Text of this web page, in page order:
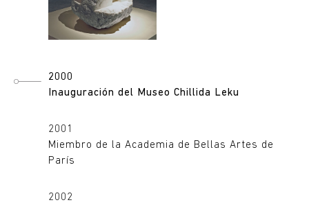
2000
Inauguración del Museo Chillida Leku
2001
Miembro de la Academia de Bellas Artes de
París
2002